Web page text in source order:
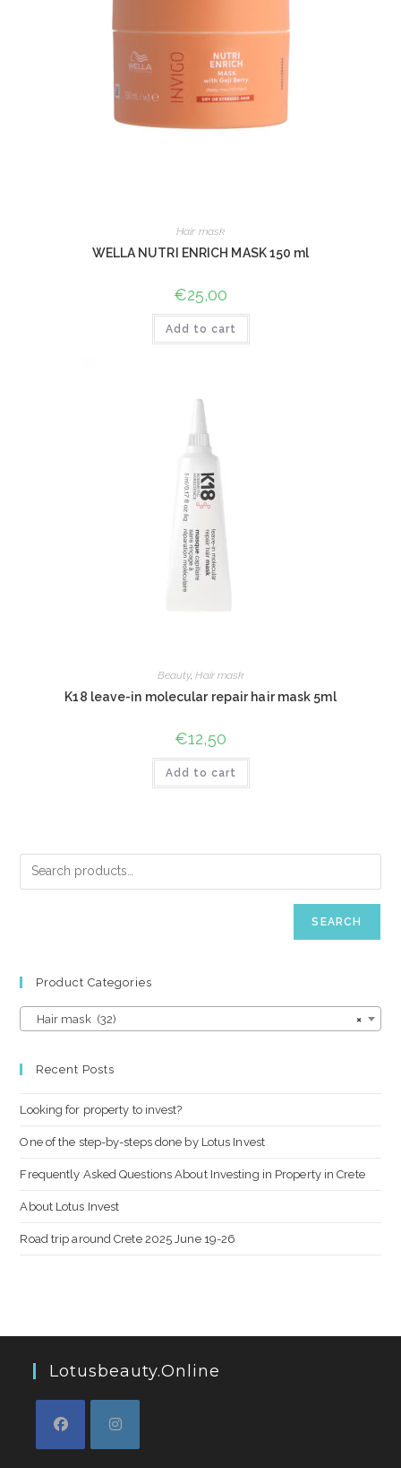
Hair mask
WELLA NUTRI ENRICH MASK 150 ml
€25,00
Add to cart
Beauty,Hair mask
K18 leave-in molecular repair hair mask 5ml
€12,50
Add to cart
SEARCH
Product Categories
×
Hair mask (32)
Recent Posts
Looking for property to invest?
One of the step-by-steps done by Lotus Invest
Frequently Asked Questions About Investing in Property in Crete
About Lotus Invest
Road trip around Crete 2025 June 19-26
Lotusbeauty.online